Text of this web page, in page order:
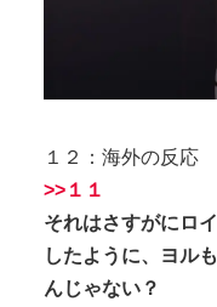
１２：海外の反応
>>１１
それはさすがにロ
したように、ヨル
んじゃない？